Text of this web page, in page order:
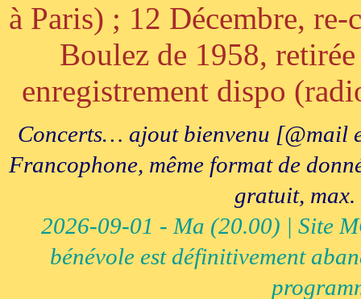
à Paris) ; 12 Décembre,
Boulez de 1958,
enregistrement dispo
Concerts… ajout bienvenu [@mail
Francophone, même format de
gratuit,
2026-09-01 - Ma (20.00) | Site
bénévole est définitivement